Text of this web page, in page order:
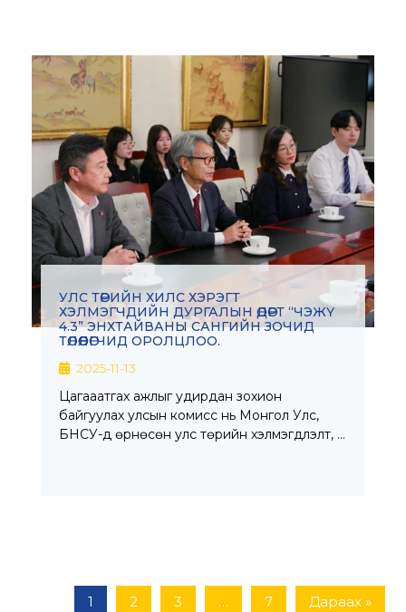
УЛС ТӨРИЙН ХИЛС ХЭРЭГТ
ХЭЛМЭГЧДИЙН ДУРГАЛЫН ӨДӨРТ “ЧЭЖҮ
4.3” ЭНХТАЙВАНЫ САНГИЙН ЗОЧИД
ТӨЛӨӨЛӨГЧИД ОРОЛЦЛОО.
2025-11-13
Цагааатгах ажлыг удирдан зохион
байгуулах улсын комисс нь Монгол Улс,
БНСУ-д өрнөсөн улс төрийн хэлмэгдүүлэлт, …
1 2 3 … 7 Дараах »